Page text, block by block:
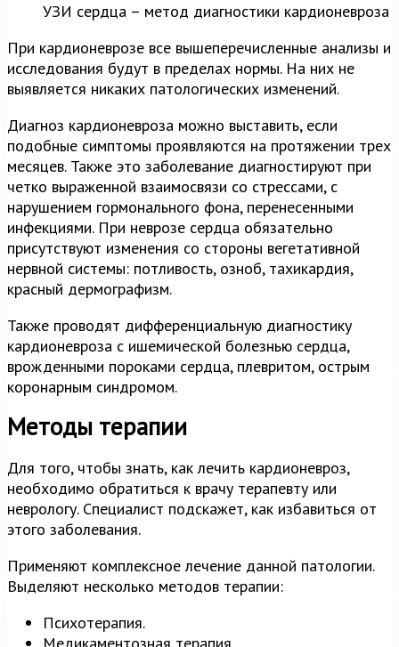
УЗИ сердца – метод диагностики кардионевроза
При кардионеврозе все вышеперечисленные анализы и
исследования будут в пределах нормы. На них не
выявляется никаких патологических изменений.
Диагноз кардионевроза можно выставить, если
подобные симптомы проявляются на протяжении трех
месяцев. Также это заболевание диагностируют при
четко выраженной взаимосвязи со стрессами, с
нарушением гормонального фона, перенесенными
инфекциями. При неврозе сердца обязательно
присутствуют изменения со стороны вегетативной
нервной системы: потливость, озноб, тахикардия,
красный дермографизм.
Также проводят дифференциальную диагностику
кардионевроза с ишемической болезнью сердца,
врожденными пороками сердца, плевритом, острым
коронарным синдромом.
Методы терапии
Для того, чтобы знать, как лечить кардионевроз,
необходимо обратиться к врачу терапевту или
неврологу. Специалист подскажет, как избавиться от
этого заболевания.
Применяют комплексное лечение данной патологии.
Выделяют несколько методов терапии:
Психотерапия.
Медикаментозная терапия.